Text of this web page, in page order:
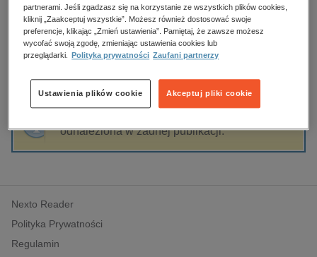
budownictwo, aranżacja wnętrz
biznesowe, branżowe, gospodarka
dzienniki
edukacja
hobby, sport, rozrywka
komputery, internet, technologie, informatyka
polityka, społeczno-informacyjne
psychologiczne
inne
Karolina Wilchowska
Sortowanie Filtrowanie
odnaleziona w żadnej publikacji.
Nexto Reader
Polityka Prywatności
Regulamin
partnerami. Jeśli zgadzasz się na korzystanie ze wszystkich plików cookies,
kliknij „Zaakceptuj wszystkie”. Możesz również dostosować swoje
preferencje, klikając „Zmień ustawienia”. Pamiętaj, że zawsze możesz
wycofać swoją zgodę, zmieniając ustawienia cookies lub
przeglądarki.
Polityka prywatności Zaufani partnerzy
Akceptuj pliki cookie
Ustawienia plików cookie